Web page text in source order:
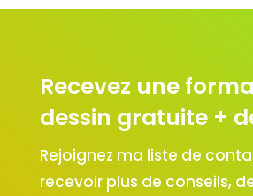
Recevez une
dessin gratuite +
Rejoignez ma liste de
recevoir plus de conseils,